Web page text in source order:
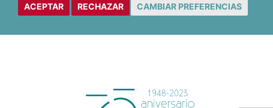
ACEPTAR RECHAZAR CAMBIAR PREFERENCIAS